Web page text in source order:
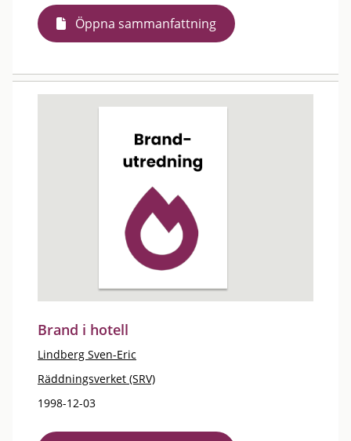
Öppna sammanfattning
Brand i hotell
Lindberg Sven-Eric
Räddningsverket (SRV)
1998-12-03